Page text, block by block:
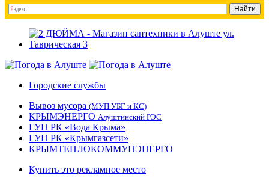
Городские службы
Вывоз мусора (МУП УБГ и КС)
КРЫМЭНЕРГО Алуштинский РЭС
ГУП РК «Вода Крыма»
ГУП РК «Крымгазсети»
КРЫМТЕПЛОКОММУНЭНЕРГО
Купить это рекламное место